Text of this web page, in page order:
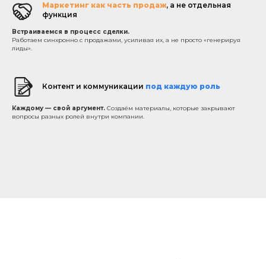
Маркетинг как часть продаж, а не отдельная
функция
Встраиваемся в процесс сделки.
Работаем синхронно с продажами, усиливая их, а не просто «генерируя
лиды».
Контент и коммуникации под каждую роль
Каждому — свой аргумент. Создаём материалы, которые закрывают
вопросы разных ролей внутри компании.